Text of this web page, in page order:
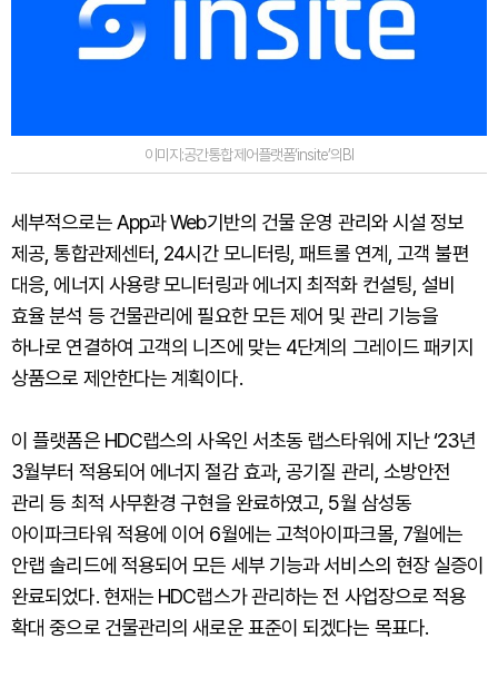
이미지:공간통합제어플랫폼‘insite’의BI
세부적으로는 App과 Web기반의 건물 운영 관리와 시설 정보
제공, 통합관제센터, 24시간 모니터링, 패트롤 연계, 고객 불편
대응, 에너지 사용량 모니터링과 에너지 최적화 컨설팅, 설비
효율 분석 등 건물관리에 필요한 모든 제어 및 관리 기능을
하나로 연결하여 고객의 니즈에 맞는 4단계의 그레이드 패키지
상품으로 제안한다는 계획이다.
이 플랫폼은 HDC랩스의 사옥인 서초동 랩스타워에 지난 ‘23년
3월부터 적용되어 에너지 절감 효과, 공기질 관리, 소방안전
관리 등 최적 사무환경 구현을 완료하였고, 5월 삼성동
아이파크타워 적용에 이어 6월에는 고척아이파크몰, 7월에는
안랩 솔리드에 적용되어 모든 세부 기능과 서비스의 현장 실증이
완료되었다. 현재는 HDC랩스가 관리하는 전 사업장으로 적용
확대 중으로 건물관리의 새로운 표준이 되겠다는 목표다.